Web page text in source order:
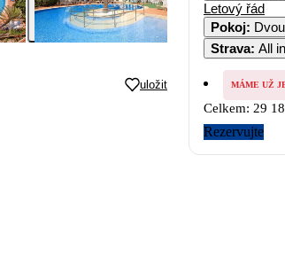
uložit
Letový řád
Pokoj:
Strava: All
MÁME UŽ
Celkem: 29
Rezervujte